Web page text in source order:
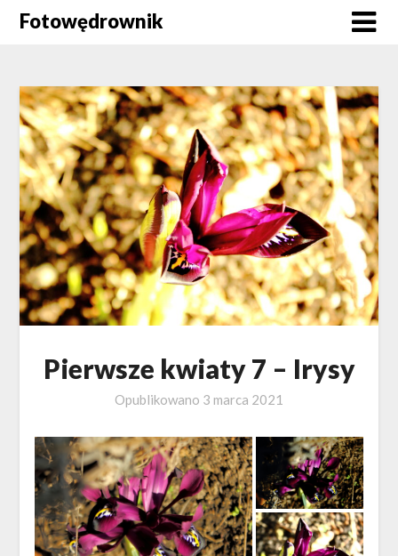
SkipFotowędrownik
Pierwsze kwiaty 7 – Irysy
Opublikowano 3 marca 2021